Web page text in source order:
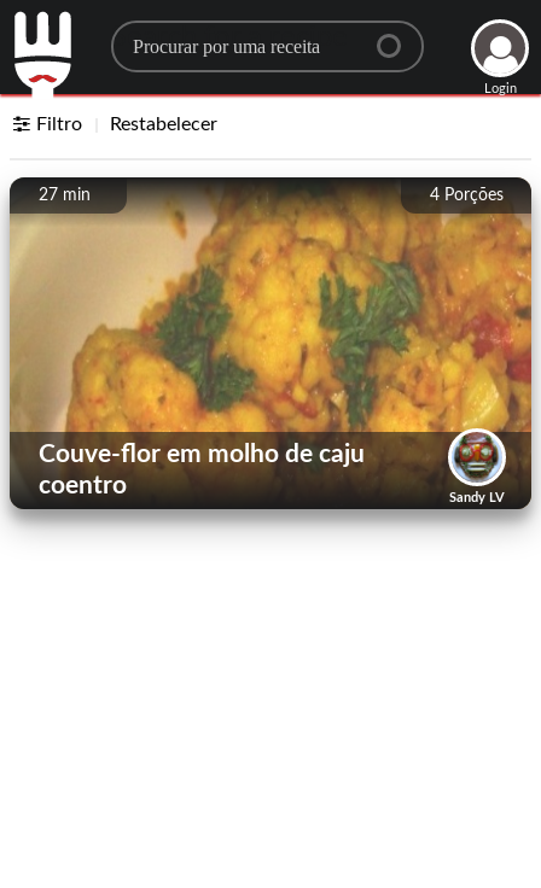
Search for a recipe
Login
Filtro Restabelecer
4 Porções
27 min
Sandy LV
Couve-flor em molho de caju
coentro